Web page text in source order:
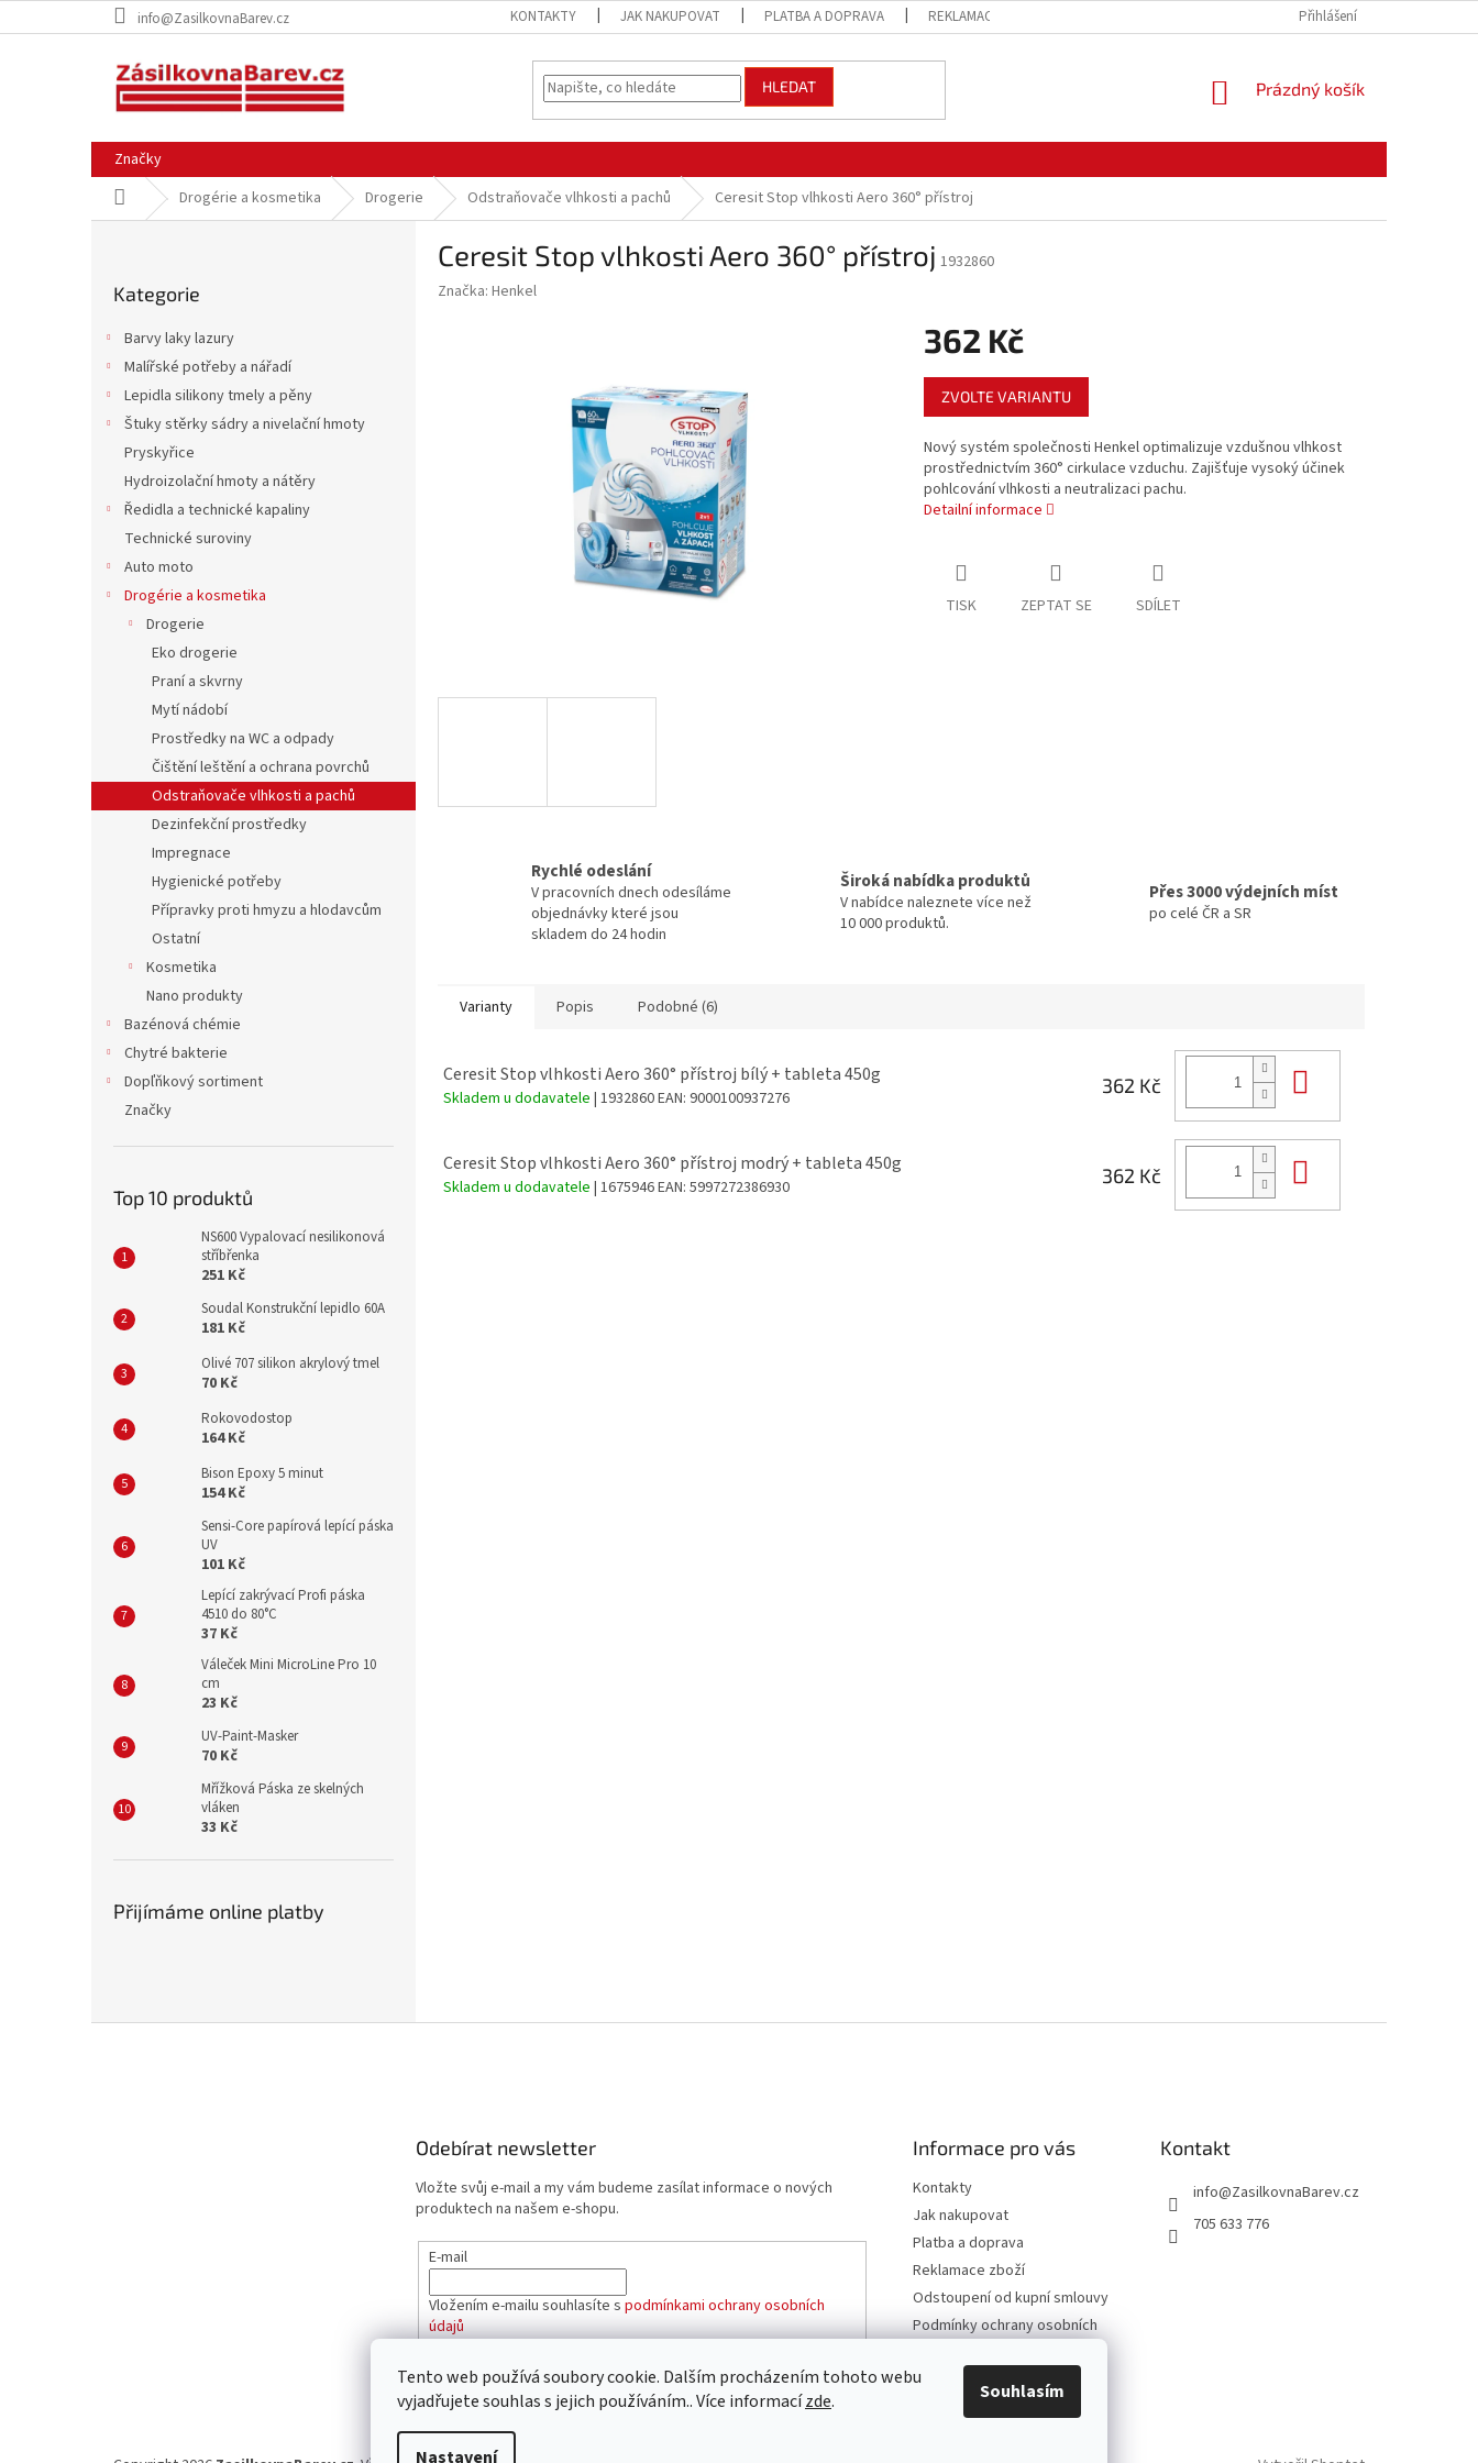
Tento web používá soubory cookie. Dalším procházením tohoto webu
vyjadřujete souhlas s jejich používáním.. Více informacízde.
Nastavení
Souhlasím
na
info@ZasilkovnaBarev.cz KONTAKTY JAK NAKUPOVAT PLATBA A DOPRAVA REKLAMACE ZBOŽÍ PODMÍNKY OCHRANY
Přihlášení
HLEDAT
NÁKUPNÍ
Prázdný košík
Značky
Domů Drogérie a kosmetika Drogerie Odstraňovače vlhkosti a pachů Ceresit Stop vlhkosti Aero 360° přístroj
kategorie
Kategorie
Barvy laky lazury
Malířské potřeby a nářadí
Lepidla silikony tmely a pěny
Štuky stěrky sádry a nivelační hmoty
Pryskyřice
Hydroizolační hmoty a nátěry
Ředidla a technické kapaliny
Technické suroviny
Auto moto
Drogérie a kosmetika
Drogerie
Eko drogerie
Praní a skvrny
Mytí nádobí
Prostředky na WC a odpady
Čištění leštění a ochrana povrchů
Odstraňovače vlhkosti a pachů
Dezinfekční prostředky
Impregnace
Hygienické potřeby
Přípravky proti hmyzu a hlodavcům
Ostatní
Kosmetika
Nano produkty
Bazénová chémie
Chytré bakterie
Dopľňkový sortiment
Značky
Top 10 produktů
NS600 Vypalovací nesilikonová
stříbřenka
251 Kč
Soudal Konstrukční lepidlo 60A
181 Kč
Olivé 707 silikon akrylový tmel
70 Kč
Rokovodostop
164 Kč
Bison Epoxy 5 minut
154 Kč
Sensi-Core papírová lepící páska
UV
101 Kč
Lepící zakrývací Profi páska
4510 do 80°C
37 Kč
Váleček Mini MicroLine Pro 10
cm
23 Kč
UV-Paint-Masker
70 Kč
Mřížková Páska ze skelných
vláken
33 Kč
Přijímáme online platby
Ceresit Stop vlhkosti Aero 360° přístroj 1932860
Značka: Henkel
362 Kč
Měrná
cena:
ZVOLTE VARIANTU
Nový systém společnosti Henkel optimalizuje vzdušnou vlhkost
prostřednictvím 360° cirkulace vzduchu. Zajišťuje vysoký účinek
pohlcování vlhkosti a neutralizaci pachu.
Detailní informace
TISK ZEPTAT SE SDÍLET
Rychlé odeslání
V pracovních dnech odesíláme
objednávky které jsou
skladem do 24 hodin
Široká nabídka produktů
V nabídce naleznete více než
10 000 produktů.
Přes 3000 výdejních míst
po celé ČR a SR
Varianty Popis Podobné (6)
Ceresit Stop vlhkosti Aero 360° přístroj bílý + tableta 450g
Skladem u dodavatele | 1932860EAN: 9000100937276
362 Kč
Ceresit Stop vlhkosti Aero 360° přístroj modrý + tableta 450g
Skladem u dodavatele | 1675946EAN: 5997272386930
362 Kč
Odebírat newsletter
Vložte svůj e-mail a my vám budeme zasílat informace o nových
produktech na našem e-shopu.
E-mail
Vložením e-mailu souhlasíte s podmínkami ochrany osobních
údajů
PŘIHLÁSIT SE
Informace pro vás
Kontakty
Jak nakupovat
Platba a doprava
Reklamace zboží
Odstoupení od kupní smlouvy
Podmínky ochrany osobních
Obchodní podmínky
Kontakt
info@ZasilkovnaBarev.cz
705 633 776